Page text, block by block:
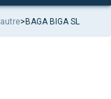
autre>BAGA BIGA SL